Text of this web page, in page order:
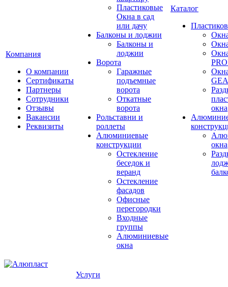
Компания
О компании
Сертификаты
Партнеры
Сотрудники
Отзывы
Вакансии
Реквизиты
Пластиковые
Окна в сад
или дачу
Балконы и лоджии
Балконы и
лоджии
Ворота
Гаражные
подъемные
ворота
Откатные
ворота
Рольставни и
роллеты
Алюминиевые
конструкции
Остекление
беседок и
веранд
Остекление
фасадов
Офисные
перегородки
Входные
группы
Алюминиевые
окна
Каталог
окна
окна
Услуги